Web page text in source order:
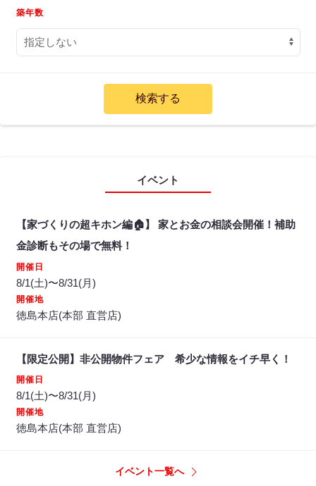
築年数
イベント
【家づくりの超キホン編🏠】 家とお金の相談会開催！補助
金診断もその場で無料！
開催日
8/1(土)〜8/31(月)
開催地
徳島本店(本部 直営店)
【限定公開】非公開物件フェア 希少な情報をイチ早く！
開催日
8/1(土)〜8/31(月)
開催地
徳島本店(本部 直営店)
イベント一覧へ